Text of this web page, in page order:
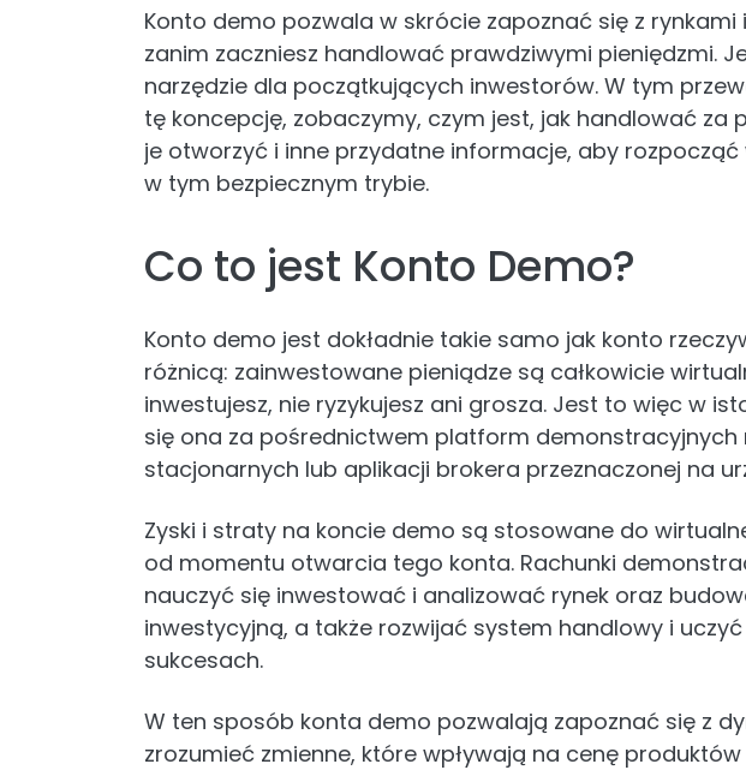
Konto demo pozwala w skrócie zapoznać się z
zanim zaczniesz handlować prawdziwymi pieniędzmi.
narzędzie dla początkujących inwestorów. W tym
tę koncepcję, zobaczymy, czym jest, jak handlować za
je otworzyć i inne przydatne informacje, aby
w tym bezpiecznym trybie.
Co to jest Konto Demo?
Konto demo jest dokładnie takie samo jak konto
różnicą: zainwestowane pieniądze są całkowicie
inwestujesz, nie ryzykujesz ani grosza. Jest to więc w
się ona za pośrednictwem platform demonstracyjnych
stacjonarnych lub aplikacji brokera przeznaczonej na
Zyski i straty na koncie demo są stosowane do
od momentu otwarcia tego konta. Rachunki
nauczyć się inwestować i analizować rynek oraz
inwestycyjną, a także rozwijać system handlowy i uczyć
sukcesach.
W ten sposób konta demo pozwalają zapoznać się z
zrozumieć zmienne, które wpływają na cenę